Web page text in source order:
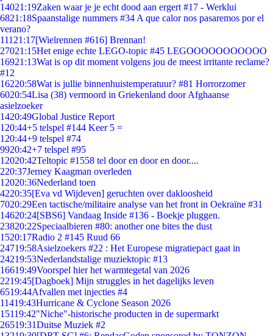
14021:19Zaken waar je je echt dood aan ergert #17 - Werklui
6821:18Spaanstalige nummers #34 A que calor nos pasaremos por el
verano?
111 21:17[Wielrennen #616] Brennan!
27021:15Het enige echte LEGO-topic #45 LEGOOOOOOOOOOO
16921:13Wat is op dit moment volgens jou de meest irritante reclame?
#12
16220:58Wat is jullie binnenhuistemperatuur? #81 Horrorzomer
6020:54Lisa (38) vermoord in Griekenland door Afghaanse
asielzoeker
1420:49Global Justice Report
1 20:44+5 telspel #144 Keer 5 =
1 20:44+9 telspel #74
9920:42+7 telspel #95
12020:42Teltopic #1558 tel door en door en door....
220:37Jerney Kaagman overleden
12020:36Nederland toen
4220:35[Eva vd Wijdeven] geruchten over dakloosheid
7020:29Een tactische/militaire analyse van het front in Oekraïne #31
14620:24[SBS6] Vandaag Inside #136 - Boekje pluggen.
23820:22Speciaalbieren #80: another one bites the dust
1520:17Radio 2 #145 Ruud 66
24719:58Asielzoekers #22 : Het Europese migratiepact gaat in
24219:53Nederlandstalige muziektopic #13
16619:49Voorspel hier het warmtegetal van 2026
2219:45[Dagboek] Mijn struggles in het dagelijks leven
6519:44Afvallen met injecties #4
11419:43Hurricane & Cyclone Season 2026
15119:42"Niche"-historische producten in de supermarkt
26519:31Duitse Muziek #2